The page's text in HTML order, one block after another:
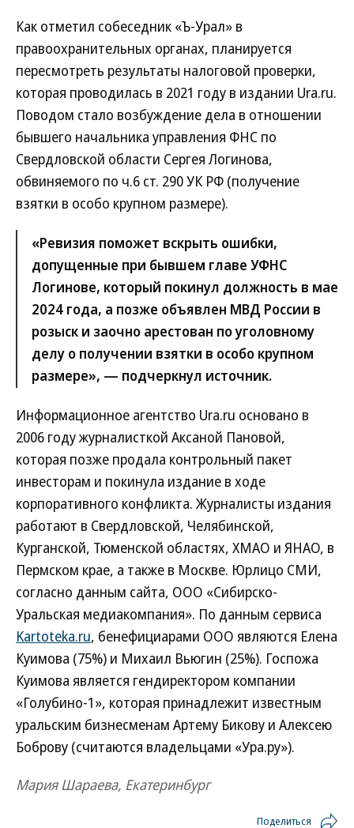
Как отметил собеседник «Ъ-Урал» в
правоохранительных органах, планируется
пересмотреть результаты налоговой проверки,
которая проводилась в 2021 году в издании Ura.ru.
Поводом стало возбуждение дела в отношении
бывшего начальника управления ФНС по
Свердловской области Сергея Логинова,
обвиняемого по ч.6 ст. 290 УК РФ (получение
взятки в особо крупном размере).
«Ревизия поможет вскрыть ошибки,
допущенные при бывшем главе УФНС
Логинове, который покинул должность в мае
2024 года, а позже объявлен МВД России в
розыск и заочно арестован по уголовному
делу о получении взятки в особо крупном
размере», — подчеркнул источник.
Информационное агентство Ura.ru основано в
2006 году журналисткой Аксаной Пановой,
которая позже продала контрольный пакет
инвесторам и покинула издание в ходе
корпоративного конфликта. Журналисты издания
работают в Свердловской, Челябинской,
Курганской, Тюменской областях, ХМАО и ЯНАО, в
Пермском крае, а также в Москве. Юрлицо СМИ,
согласно данным сайта, ООО «Сибирско-
Уральская медиакомпания». По данным сервиса
Kartoteka.ru, бенефициарами ООО являются Елена
Куимова (75%) и Михаил Вьюгин (25%). Госпожа
Куимова является гендиректором компании
«Голубино-1», которая принадлежит известным
уральским бизнесменам Артему Бикову и Алексею
Боброву (считаются владельцами «Ура.ру»).
Мария Шараева, Екатеринбург
Поделиться